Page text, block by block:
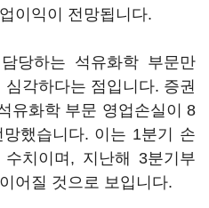
이익이 전망됩니다.
당하는 석유화학 부문만
각하다는 점입니다. 증권
유화학 부문 영업손실이 8
했습니다. 이는 1분기 손
치이며, 지난해 3분기부
어질 것으로 보입니다.